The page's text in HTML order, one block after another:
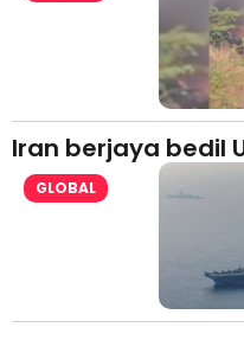
Iran berjaya bedil
GLOBAL